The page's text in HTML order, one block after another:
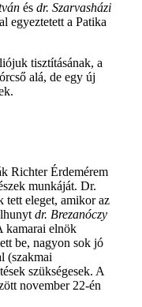
és dr. Szarvasházi
egyeztetett a Patika
tisztításának, a
alá, de egy új
Richter Érdemérem
munkáját. Dr.
tett eleget, amikor az
dr. Brezanóczy
kamarai elnök
be, nagyon sok jó
(szakmai
szükségesek. A
november 22-én